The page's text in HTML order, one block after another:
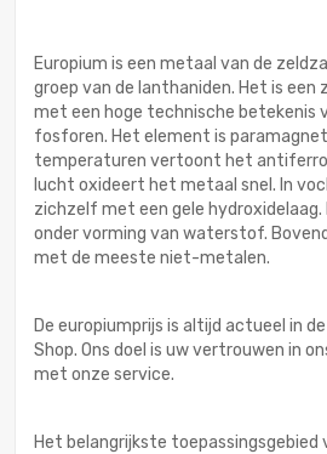
Europium is een metaal van de
groep van de lanthaniden. Het is een
met een hoge technische betekenis
fosforen. Het element is
temperaturen vertoont het
lucht oxideert het metaal snel. In
zichzelf met een gele
onder vorming van waterstof.
met de meeste niet-metalen.
De europiumprijs is altijd actueel in de
Shop. Ons doel is uw vertrouwen in
met onze service.
Het belangrijkste toepassingsgebied